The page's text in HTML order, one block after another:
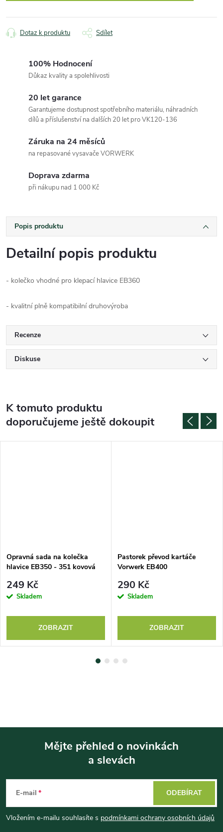
Dotaz k produktu Sdílet
100% Hodnocení
Důkaz kvality a spolehlivosti
20 let garance
Garantujeme dostupnost spotřebního materiálu, náhradních
dílů a příslušenství na dalších 20 let pro VK120-136
Záruka na 24 měsíců
na repasované vysavače VORWERK
Doprava zdarma
při nákupu nad 1 000 Kč
Popis produktu
Detailní popis produktu
- kolečko vhodné pro klepací hlavice EB360
- kvalitní plně kompatibilní druhovýroba
Recenze
Diskuse
K tomuto produktu
doporučujeme ještě dokoupit
Opravná sada na kolečka
hlavice EB350 - 351 kovová
249 Kč
Skladem
ZOBRAZIT
Pastorek převod kartáče
Vorwerk EB400
290 Kč
Skladem
ZOBRAZIT
p
Mějte přehled o novinkách
a slevách
E-mail
Vložením e-mailu souhlasíte s podmínkami ochrany osobních údajů
ODEBÍRAT